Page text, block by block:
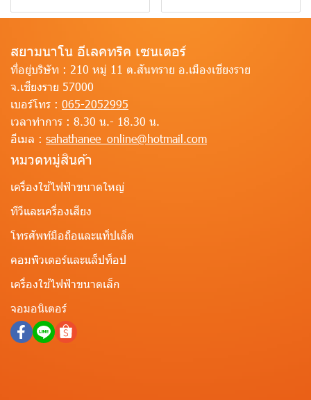
สยามนาโน อีเลคทริค เซนเตอร์
ที่อยู่บริษัท : 210 หมู่ 11 ต.สันทราย อ.เมืองเชียงราย
จ.เชียงราย 57000
เบอร์โทร : 065-2052995
เวลาทำการ : 8.30 น.- 18.30 น.
อีเมล : sahathanee_online@hotmail.com
หมวดหมู่สินค้า
เครื่องใช้ไฟฟ้าขนาดใหญ่
ทีวีและเครื่องเสียง
โทรศัพท์มือถือและแท็ปเล็ต
คอมพิวเตอร์และแล็ปท็อป
เครื่องใช้ไฟฟ้าขนาดเล็ก
จอมอนิเตอร์